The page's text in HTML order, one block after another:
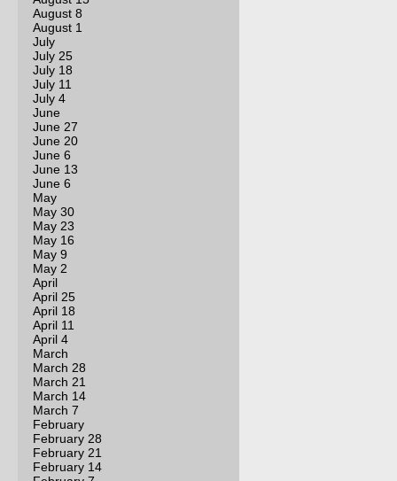
August 8
August 1
July
July 25
July 18
July 11
July 4
June
June 27
June 20
June 6
June 13
June 6
May
May 30
May 23
May 16
May 9
May 2
April
April 25
April 18
April 11
April 4
March
March 28
March 21
March 14
March 7
February
February 28
February 21
February 14